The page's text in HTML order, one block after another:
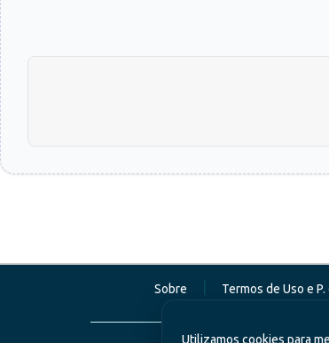
Sobre Termos de Uso e
Utilizamos cookies para